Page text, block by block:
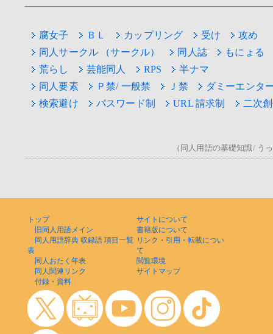
腐女子 ＢＬ カップリング 受け
攻め
同人サークル （サークル）
同人誌
もにょる
荒らし
芸能同人 RPS
半ナマ
同人要素
Ｐ禁/ 一般禁 Ｊ禁
ダミーエンタ
検索避け
パスワード制 URL 請求制 二次
（同人用語の基礎知識/ う
トップ
旧同人用語メイン
同人用語辞典 収録語 項目一覧
表
同人おたく年表
同人関連リンク
付録・資料
サイトについて
書籍版について
リンク・引用・転載につい
て
閲覧環境
サイトマップ